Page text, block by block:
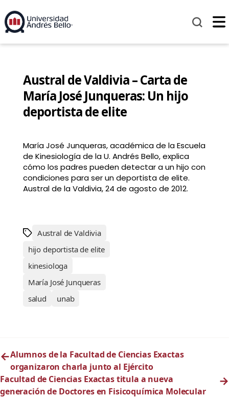
Austral de Valdivia – Carta de
María José Junqueras: Un hijo
deportista de elite
María José Junqueras, académica de la Escuela
de Kinesiología de la U. Andrés Bello, explica
cómo los padres pueden detectar a un hijo con
condiciones para ser un deportista de elite.
Austral de la Valdivia, 24 de agosto de 2012.
Austral de Valdivia
hijo deportista de elite
kinesiologa
María José Junqueras
salud
unab
←Alumnos de la Facultad de Ciencias Exactas
organizaron charla junto al Ejército
Facultad de Ciencias Exactas titula a nueva
generación de Doctores en Fisicoquímica Molecular
→